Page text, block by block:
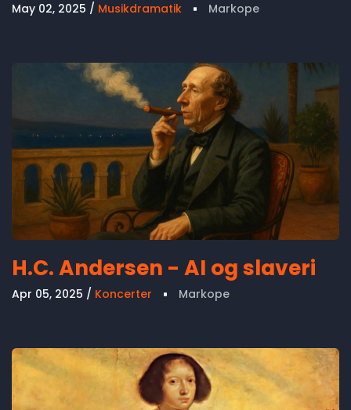
May 02, 2025 Musikdramatik Markope
H.C. Andersen - AI og slaveri
Apr 05, 2025 Koncerter Markope